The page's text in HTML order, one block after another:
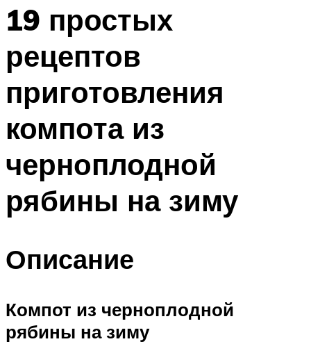
19 простых
рецептов
приготовления
компота из
черноплодной
рябины на зиму
Описание
Компот из черноплодной
рябины на зиму